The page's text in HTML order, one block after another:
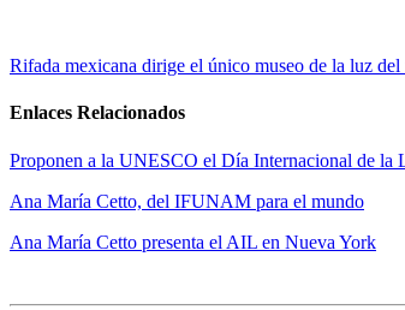
Rifada mexicana dirige el único museo de la luz
Enlaces Relacionados
Proponen a la UNESCO el Día Internacional de la
Ana María Cetto, del IFUNAM para el mundo
Ana María Cetto presenta el AIL en Nueva York